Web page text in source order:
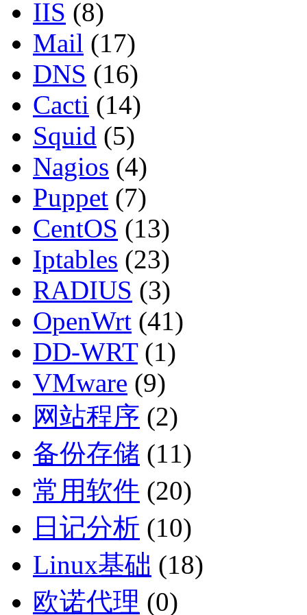
IIS (8)
Mail (17)
DNS (16)
Cacti (14)
Squid (5)
Nagios (4)
Puppet (7)
CentOS (13)
Iptables (23)
RADIUS (3)
OpenWrt (41)
DD-WRT(1)
VMware (9)
网站程序 (2)
备份存储 (11)
常用软件 (20)
日记分析 (10)
Linux基础 (18)
欧诺代理 (0)